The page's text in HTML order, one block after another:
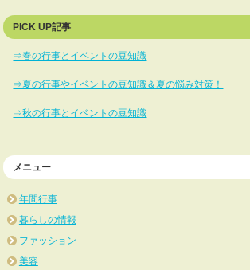
PICK UP記事
⇒春の行事とイベントの豆知識
⇒夏の行事やイベントの豆知識＆夏の悩み対策！
⇒秋の行事とイベントの豆知識
メニュー
年間行事
暮らしの情報
ファッション
美容